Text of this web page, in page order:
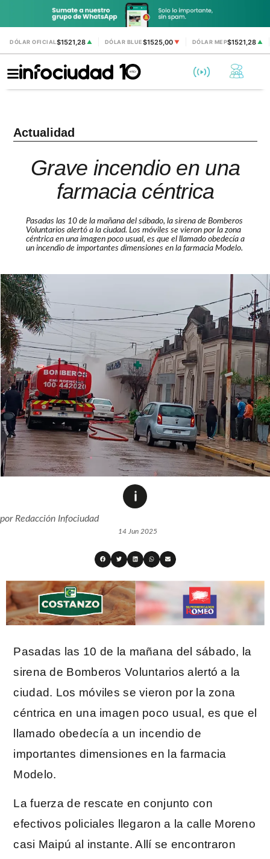
DÓLAR OFICIAL$1521,28 ▲ DÓLAR BLUE$1525,00 ▼ DÓLAR MEP$1521,28▲
Actualidad
Grave incendio en una
farmacia céntrica
Pasadas las 10 de la mañana del sábado, la sirena de Bomberos
Voluntarios alertó a la ciudad. Los móviles se vieron por la zona
céntrica en una imagen poco usual, es que el llamado obedecía a
un incendio de importantes dimensiones en la farmacia Modelo.
porRedacción Infociudad
14 Jun 2025
Pasadas las 10 de la mañana del sábado, la
sirena de Bomberos Voluntarios alertó a la
ciudad. Los móviles se vieron por la zona
céntrica en una imagen poco usual, es que el
llamado obedecía a un incendio de
importantes dimensiones en la farmacia
Modelo.
La fuerza de rescate en conjunto con
efectivos policiales llegaron a la calle Moreno
casi Maipú al instante. Allí se encontraron